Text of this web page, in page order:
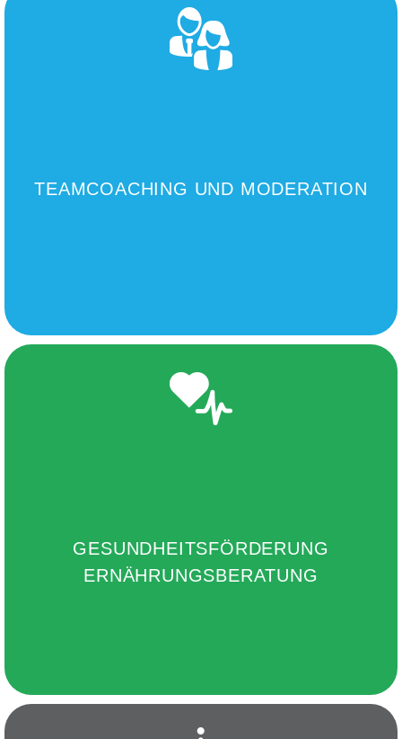
TEAMCOACHING UND MODERATION
GESUNDHEITSFÖRDERUNG
ERNÄHRUNGSBERATUNG